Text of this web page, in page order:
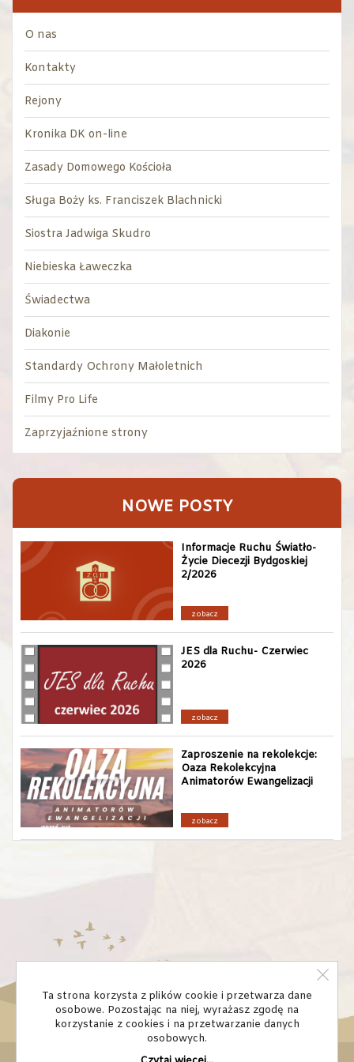
Ta strona korzysta z plików cookie i przetwarza dane
osobowe. Pozostając na niej, wyrażasz zgodę na
korzystanie z cookies i na przetwarzanie danych
osobowych.
O nas
Kontakty
Rejony
Kronika DK on-line
Zasady Domowego Kościoła
Sługa Boży ks. Franciszek Blachnicki
Siostra Jadwiga Skudro
Niebieska Ławeczka
Świadectwa
Diakonie
Standardy Ochrony Małoletnich
Filmy Pro Life
Zaprzyjaźnione strony
NOWE POSTY
Informacje Ruchu Światło-
Życie Diecezji Bydgoskiej
2/2026
zobacz
JES dla Ruchu- Czerwiec
2026
zobacz
Zaproszenie na rekolekcje:
Oaza Rekolekcyjna
Animatorów Ewangelizacji
zobacz
© Domowy Kościół diecezja bydgoska